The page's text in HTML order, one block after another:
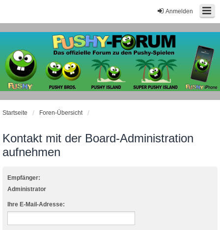
Anmelden
Startseite Foren-Übersicht
Kontakt mit der Board-Administration
aufnehmen
Empfänger:
Administrator
Ihre E-Mail-Adresse: